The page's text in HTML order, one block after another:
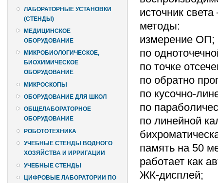
ЛАБОРАТОРНЫЕ УСТАНОВКИ
(СТЕНДЫ)
МЕДИЦИНСКОЕ
ОБОРУДОВАНИЕ
МИКРОБИОЛОГИЧЕСКОЕ,
БИОХИМИЧЕСКОЕ
ОБОРУДОВАНИЕ
МИКРОСКОПЫ
ОБОРУДОВАНИЕ ДЛЯ ШКОЛ
ОБЩЕЛАБОРАТОРНОЕ
ОБОРУДОВАНИЕ
РОБОТОТЕХНИКА
УЧЕБНЫЕ СТЕНДЫ ВОДНОГО
ХОЗЯЙСТВА И ИРРИГАЦИИ
УЧЕБНЫЕ СТЕНДЫ
ЦИФРОВЫЕ ЛАБОРАТОРИИ ПО
источник
методы:
измерение ОП;
по
по точке
по обратно
по кусочно-
по
по линейной
память на 50
работает как
ЖК-дисплей;